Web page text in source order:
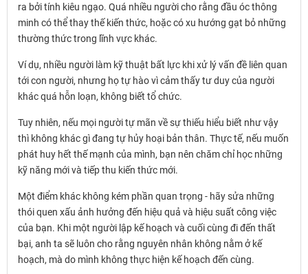
ra bởi tính kiêu ngạo. Quá nhiều người cho rằng đầu óc thông
minh có thể thay thế kiến thức, hoặc có xu hướng gạt bỏ những
thường thức trong lĩnh vực khác.
Ví dụ, nhiều người làm kỹ thuật bất lực khi xử lý vấn đề liên quan
tới con người, nhưng họ tự hào vì cảm thấy tư duy của người
khác quá hỗn loạn, không biết tổ chức.
Tuy nhiên, nếu mọi người tự mãn về sự thiếu hiểu biết như vậy
thì không khác gì đang tự hủy hoại bản thân. Thực tế, nếu muốn
phát huy hết thế mạnh của mình, bạn nên chăm chỉ học những
kỹ năng mới và tiếp thu kiến ​​thức mới.
Một điểm khác không kém phần quan trọng - hãy sửa những
thói quen xấu ảnh hưởng đến hiệu quả và hiệu suất công việc
của bạn. Khi một người lập kế hoạch và cuối cùng đi đến thất
bại, anh ta sẽ luôn cho rằng nguyên nhân không nằm ở kế
hoạch, mà do mình không thực hiện kế hoạch đến cùng.